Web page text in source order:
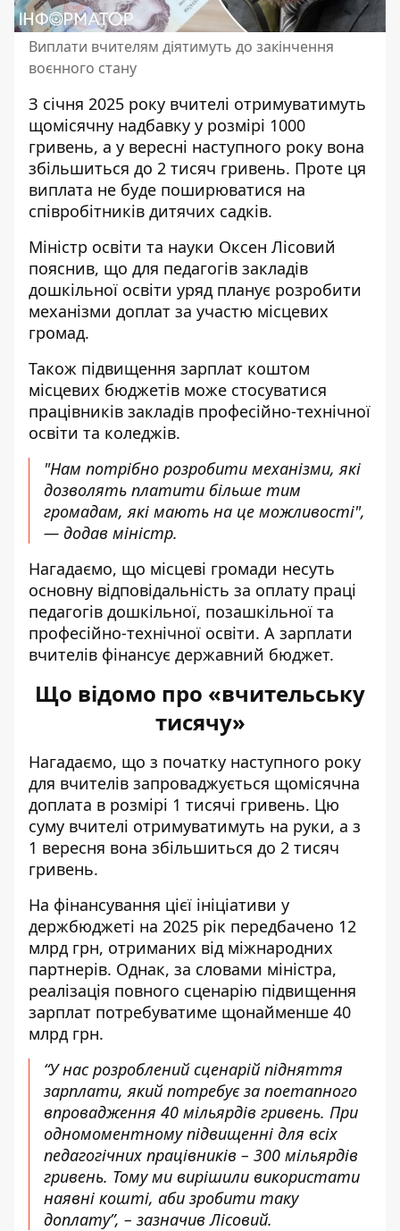
Виплати вчителям діятимуть до закінчення
воєнного стану
З січня 2025 року вчителі отримуватимуть
щомісячну надбавку у розмірі 1000
гривень, а у вересні наступного року вона
збільшиться до 2 тисяч гривень. Проте ця
виплата не буде поширюватися на
співробітників дитячих садків.
Міністр освіти та науки Оксен Лісовий
пояснив, що для педагогів закладів
дошкільної освіти уряд планує розробити
механізми доплат за участю місцевих
громад.
Також підвищення зарплат коштом
місцевих бюджетів може стосуватися
працівників закладів професійно-технічної
освіти та коледжів.
"Нам потрібно розробити механізми, які
дозволять платити більше тим
громадам, які мають на це можливості",
— додав міністр.
Нагадаємо, що місцеві громади несуть
основну відповідальність за оплату праці
педагогів дошкільної, позашкільної та
професійно-технічної освіти. А зарплати
вчителів фінансує державний бюджет.
Що відомо про «вчительську
тисячу»
Нагадаємо, що з початку наступного року
для вчителів запроваджується щомісячна
доплата в розмірі 1 тисячі гривень. Цю
суму вчителі отримуватимуть на руки, а з
1 вересня вона збільшиться до 2 тисяч
гривень.
На фінансування цієї ініціативи у
держбюджеті на 2025 рік передбачено 12
млрд грн, отриманих від міжнародних
партнерів. Однак, за словами міністра,
реалізація повного сценарію підвищення
зарплат потребуватиме щонайменше 40
млрд грн.
“У нас розроблений сценарій підняття
зарплати, який потребує за поетапного
впровадження 40 мільярдів гривень. При
одномоментному підвищенні для всіх
педагогічних працівників – 300 мільярдів
гривень. Тому ми вирішили використати
наявні кошті, аби зробити таку
доплату”, – зазначив Лісовий.